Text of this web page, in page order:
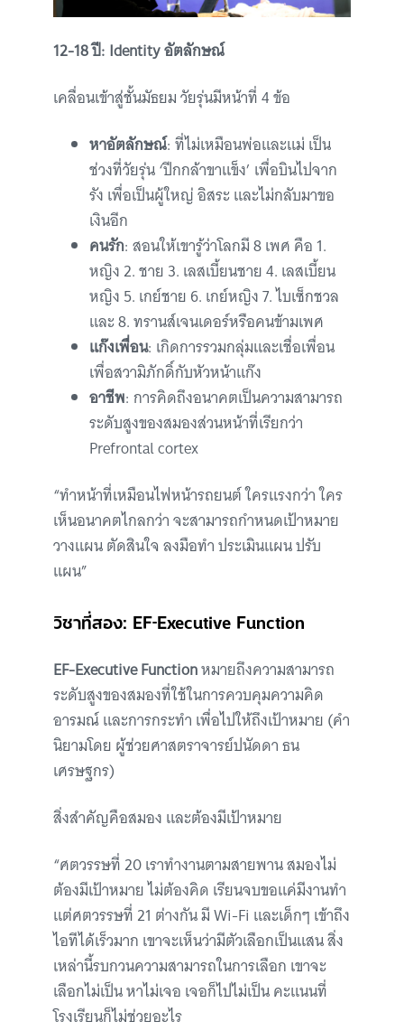
12-18 ปี: Identity อัตลักษณ์
เคลื่อนเข้าสู่ชั้นมัธยม วัยรุ่นมีหน้าที่ 4 ข้อ
หาอัตลักษณ์: ที่ไม่เหมือนพ่อและแม่ เป็น
ช่วงที่วัยรุ่น ‘ปีกกล้าขาแข็ง’ เพื่อบินไปจาก
รัง เพื่อเป็นผู้ใหญ่ อิสระ และไม่กลับมาขอ
เงินอีก
คนรัก: สอนให้เขารู้ว่าโลกมี 8 เพศ คือ 1.
หญิง 2. ชาย 3. เลสเบี้ยนชาย 4. เลสเบี้ยน
หญิง 5. เกย์ชาย 6. เกย์หญิง 7. ไบเซ็กชวล
และ 8. ทรานส์เจนเดอร์หรือคนข้ามเพศ
แก๊งเพื่อน: เกิดการรวมกลุ่มและเชื่อเพื่อน
เพื่อสวามิภักดิ์กับหัวหน้าแก๊ง
อาชีพ: การคิดถึงอนาคตเป็นความสามารถ
ระดับสูงของสมองส่วนหน้าที่เรียกว่า
Prefrontal cortex
“ทำหน้าที่เหมือนไฟหน้ารถยนต์ ใครแรงกว่า ใคร
เห็นอนาคตไกลกว่า จะสามารถกำหนดเป้าหมาย
วางแผน ตัดสินใจ ลงมือทำ ประเมินแผน ปรับ
แผน”
วิชาที่สอง: EF-Executive Function
EF-Executive Functionหมายถึงความสามารถ
ระดับสูงของสมองที่ใช้ในการควบคุมความคิด
อารมณ์ และการกระทำ เพื่อไปให้ถึงเป้าหมาย (คำ
นิยามโดย ผู้ช่วยศาสตราจารย์ปนัดดา ธน
เศรษฐกร)
สิ่งสำคัญคือสมอง และต้องมีเป้าหมาย
“ศตวรรษที่ 20 เราทำงานตามสายพาน สมองไม่
ต้องมีเป้าหมาย ไม่ต้องคิด เรียนจบขอแค่มีงานทำ
แต่ศตวรรษที่ 21 ต่างกัน มี Wi-Fi และเด็กๆ เข้าถึง
ไอทีได้เร็วมาก เขาจะเห็นว่ามีตัวเลือกเป็นแสน สิ่ง
เหล่านี้รบกวนความสามารถในการเลือก เขาจะ
เลือกไม่เป็น หาไม่เจอ เจอก็ไปไม่เป็น คะแนนที่
โรงเรียนก็ไม่ช่วยอะไร